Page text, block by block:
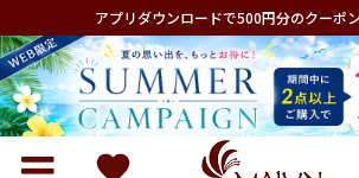
アプリダウンロードで500円分のクーポ